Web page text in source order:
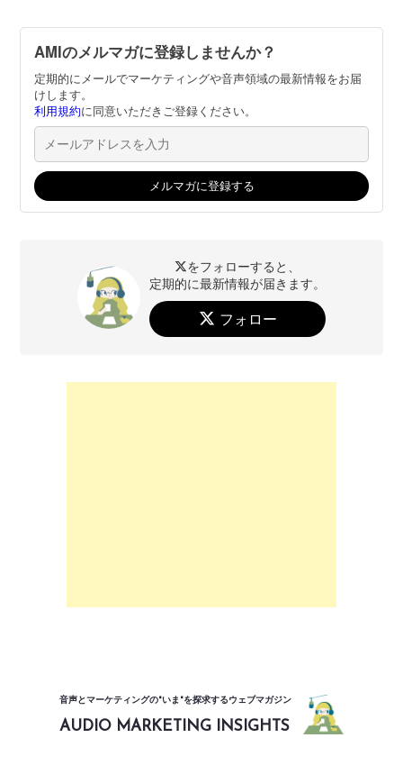
AMIのメルマガに登録しませんか？
定期的にメールでマーケティングや音声領域の最新情報をお届
けします。
利用規約に同意いただきご登録ください。
をフォローすると、
定期的に最新情報が届きます。
フォロー
音声とマーケティングの"いま"を探求するウェブマガジン
AUDIO MARKETING INSIGHTS